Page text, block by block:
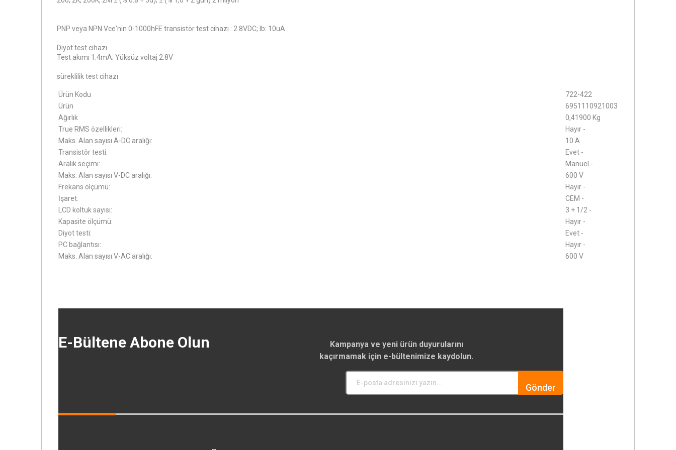
PNP veya NPN Vce'nin 0-1000hFE transistör test cihazı : 2.8VDC; Ib: 10uA
Diyot test cihazı
Test akımı 1.4mA; Yüksüz voltaj 2.8V
süreklilik test cihazı
Ürün Kodu
722-422
Ürün
6951110921003
Ağırlık
0,41900 Kg
True RMS özellikleri:
Hayır -
Maks. Alan sayısı A-DC aralığı:
10 A
Transistör testi:
Evet -
Aralık seçimi:
Manuel -
Maks. Alan sayısı V-DC aralığı:
600 V
Frekans ölçümü:
Hayır -
İşaret:
CEM -
LCD koltuk sayısı:
3 + 1/2 -
Kapasite ölçümü:
Hayır -
Diyot testi:
Evet -
PC bağlantısı:
Hayır -
Maks. Alan sayısı V-AC aralığı:
600 V
E-Bültene Abone Olun
Kampanya ve yeni ürün duyurularını
kaçırmamak için e-bültenimize kaydolun.
Gönder